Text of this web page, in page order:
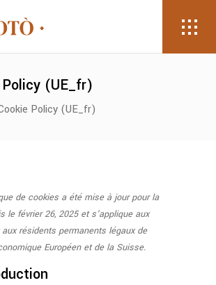
(UE_fr)
Policy (UE_fr)
de cookies a été mise à jour pour la
le février 26, 2025 et s’applique aux
résidents permanents légaux de
Européen et de la Suisse.